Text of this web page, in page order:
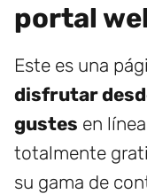
portal
Este es una
disfrutar
gustes en
totalmente
su gama de